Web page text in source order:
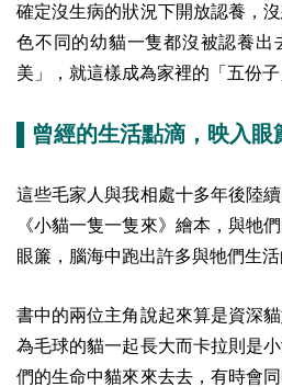
確定沒生病的狀況下開放認養，
色不同的幼貓一隻都沒被認養出
美」，就這樣成為家裡的「五份子
▌曾經的生活點滴，映入眼
這些毛家人與我相處十多年後陸
《小貓一隻一隻來》繪本，與牠
眼簾，腦海中跑出許多與牠們生活
書中的兩位主角說起來算是資深
為毛球的貓一起長大而卡拉則是
們的生命中貓來來去去，有時會